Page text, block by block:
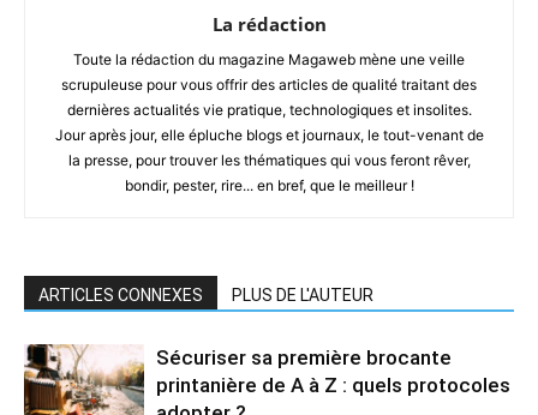
La rédaction
Toute la rédaction du magazine Magaweb mène une veille
scrupuleuse pour vous offrir des articles de qualité traitant des
dernières actualités vie pratique, technologiques et insolites.
Jour après jour, elle épluche blogs et journaux, le tout-venant de
la presse, pour trouver les thématiques qui vous feront rêver,
bondir, pester, rire... en bref, que le meilleur !
ARTICLES CONNEXES PLUS DE L'AUTEUR
Sécuriser sa première brocante
printanière de A à Z : quels protocoles